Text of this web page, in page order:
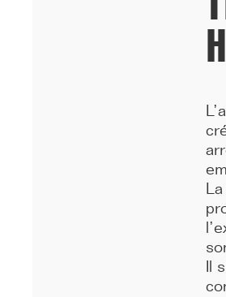
INAUGURATION DES
Ce 15 décembre, les bureaux du 90
inaugurés sous le signe de la fidél...[...]
Il